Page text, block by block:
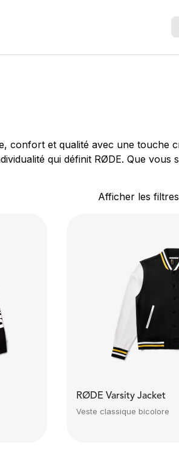
confort et qualité avec une touche
qui définit RØDE. Que vous
Afficher les filtres
RØDE Varsity Jacket
Veste classique bicolore